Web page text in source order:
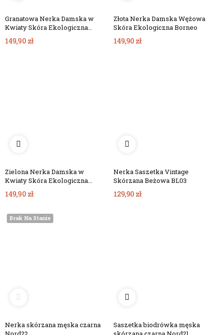
Granatowa Nerka Damska w
Kwiaty Skóra Ekologiczna
Okinawa
149,90 zł
Złota Nerka Damska Wężowa
Skóra Ekologiczna Borneo
149,90 zł
Zielona Nerka Damska w
Kwiaty Skóra Ekologiczna
149,90 zł
Nerka Saszetka Vintage
Skórzana Beżowa BL03
129,90 zł
Brak Na Stanie
Nerka skórzana męska czarna
Saszetka biodrówka męska